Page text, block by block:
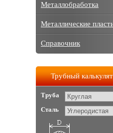
Металлобработка
Металлические
Справочник
Трубный
Труба
Сталь